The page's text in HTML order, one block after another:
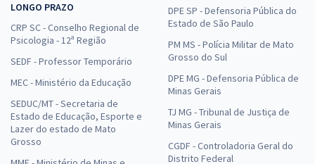
LONGO PRAZO
CRP SC - Conselho Regional de
Psicologia - 12ª Região
SEDF - Professor Temporário
MEC - Ministério da Educação
SEDUC/MT - Secretaria de
Estado de Educação, Esporte e
Lazer do estado de Mato
Grosso
DPE SP - Defensoria Pública do
Estado de São Paulo
PM MS - Polícia Militar de Mato
Grosso do Sul
DPE MG - Defensoria Pública de
Minas Gerais
TJ MG - Tribunal de Justiça de
Minas Gerais
CGDF - Controladoria Geral do
Distrito Federal